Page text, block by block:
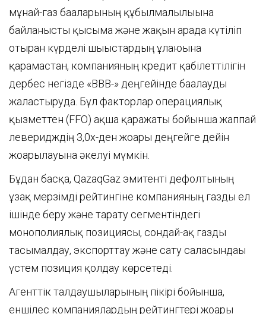
мұнай-газ бағаларының құбылмалылығына
байланысты қысымға және жақын арада күтіліп
отырған күрделі шығыстардың ұлғаюына
қарамастан, компанияның кредит қабілеттілігін
дербес негізде «ВВВ-» деңгейінде бағалауды
жалғастыруда. Бұл факторлар операциялық
қызметтен (FFO) ақша қаражаты бойынша жаппай
леверидждің 3,0x-ден жоғары деңгейге дейін
жоғарылауына әкелуі мүмкін.
Бұдан басқа, QazaqGaz эмитенті дефолтының
ұзақ мерзімді рейтингіне компанияның газды ел
ішінде беру және тарату сегментіндегі
монополиялық позициясы, сондай-ақ газды
тасымалдау, экспорттау және сату саласындағы
үстем позиция қолдау көрсетеді.
Агенттік талдаушыларының пікірі бойынша,
еншілес компаниялардың рейтингтері жоғары